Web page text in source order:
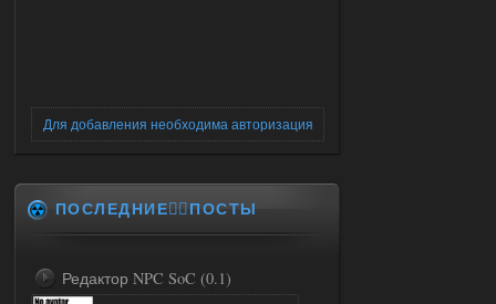
Для добавления необходима авторизация
ПОСЛЕДНИЕ✍🏻ПОСТЫ
Редактор NPC SoC (0.1)